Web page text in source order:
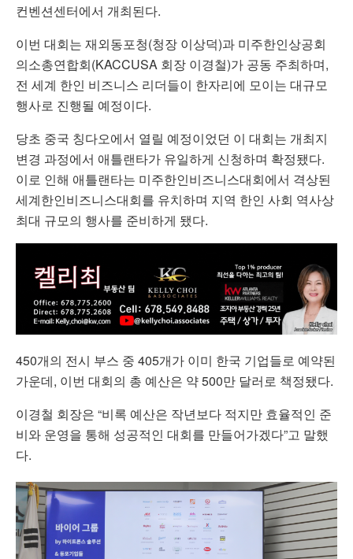
컨벤션센터에서 개최된다.
이번 대회는 재외동포청(청장 이상덕)과 미주한인상공회
의소총연합회(KACCUSA 회장 이경철)가 공동 주최하며,
전 세계 한인 비즈니스 리더들이 한자리에 모이는 대규모
행사로 진행될 예정이다.
당초 중국 칭다오에서 열릴 예정이었던 이 대회는 개최지
변경 과정에서 애틀랜타가 유일하게 신청하며 확정됐다.
이로 인해 애틀랜타는 미주한인비즈니스대회에서 격상된
세계한인비즈니스대회를 유치하며 지역 한인 사회 역사상
최대 규모의 행사를 준비하게 됐다.
450개의 전시 부스 중 405개가 이미 한국 기업들로 예약된
가운데, 이번 대회의 총 예산은 약 500만 달러로 책정됐다.
이경철 회장은 “비록 예산은 작년보다 적지만 효율적인 준
비와 운영을 통해 성공적인 대회를 만들어가겠다”고 말했
다.